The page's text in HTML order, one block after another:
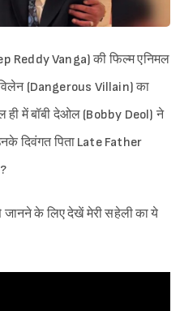
Reddy Vanga) की फिल्म एनिमल
(Dangerous Villain) का
ही में बॉबी देओल (Bobby Deol) ने
दिवंगत पिता Late Father
के लिए देखें मेरी सहेली का ये